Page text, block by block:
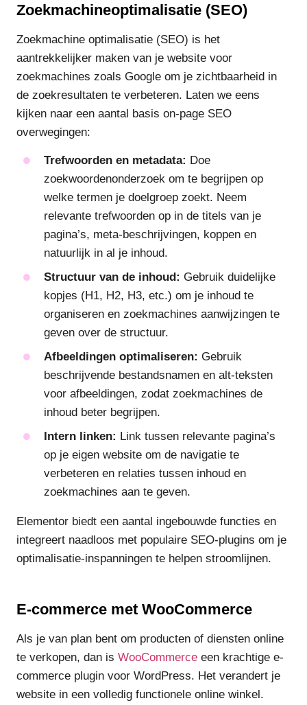
Zoekmachineoptimalisatie (SEO)
Zoekmachine optimalisatie (SEO) is het
aantrekkelijker maken van je website voor
zoekmachines zoals Google om je zichtbaarheid in
de zoekresultaten te verbeteren. Laten we eens
kijken naar een aantal basis on-page SEO
overwegingen:
Trefwoorden en metadata: Doe
zoekwoordenonderzoek om te begrijpen op
welke termen je doelgroep zoekt. Neem
relevante trefwoorden op in de titels van je
pagina’s, meta-beschrijvingen, koppen en
natuurlijk in al je inhoud.
Structuur van de inhoud: Gebruik duidelijke
kopjes (H1, H2, H3, etc.) om je inhoud te
organiseren en zoekmachines aanwijzingen te
geven over de structuur.
Afbeeldingen optimaliseren: Gebruik
beschrijvende bestandsnamen en alt-teksten
voor afbeeldingen, zodat zoekmachines de
inhoud beter begrijpen.
Intern linken: Link tussen relevante pagina’s
op je eigen website om de navigatie te
verbeteren en relaties tussen inhoud en
zoekmachines aan te geven.
Elementor biedt een aantal ingebouwde functies en
integreert naadloos met populaire SEO-plugins om je
optimalisatie-inspanningen te helpen stroomlijnen.
E-commerce met WooCommerce
Als je van plan bent om producten of diensten online
te verkopen, dan is WooCommerce een krachtige e-
commerce plugin voor WordPress. Het verandert je
website in een volledig functionele online winkel.